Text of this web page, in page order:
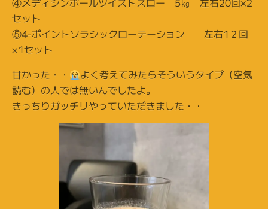
セット
⑤4-ポイントソラシックローテーション 左右1２回
×1セット
甘かった・・
よく考えてみたらそういうタイプ（空気
読む）の人では無いんでしたよ。
きっちりガッチリやっていただきました・・